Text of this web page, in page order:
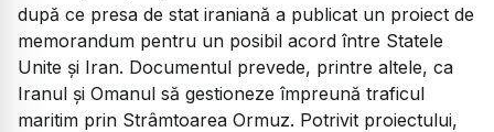
după ce presa de stat iraniană a publicat un proiect de
memorandum pentru un posibil acord între Statele
Unite și Iran. Documentul prevede, printre altele, ca
Iranul și Omanul să gestioneze împreună traficul
maritim prin Strâmtoarea Ormuz. Potrivit proiectului,